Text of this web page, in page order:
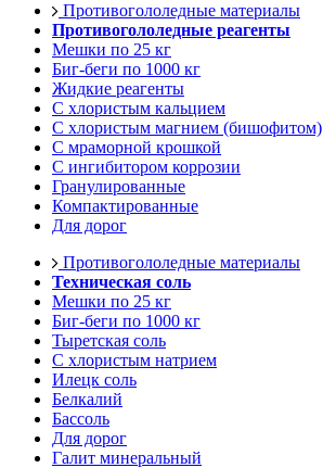
Противогололедные материалы
Противогололедные реагенты
Мешки по 25 кг
Биг-беги по 1000 кг
Жидкие реагенты
С хлористым кальцием
С хлористым магнием (бишофитом)
С мраморной крошкой
С ингибитором коррозии
Гранулированные
Компактированные
Для дорог
Противогололедные материалы
Техническая соль
Мешки по 25 кг
Биг-беги по 1000 кг
Тыретская соль
С хлористым натрием
Илецк соль
Белкалий
Бассоль
Для дорог
Галит минеральный